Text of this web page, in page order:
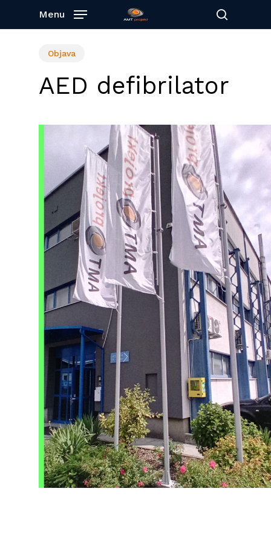
search
Menu
Objava
AED defibrilator